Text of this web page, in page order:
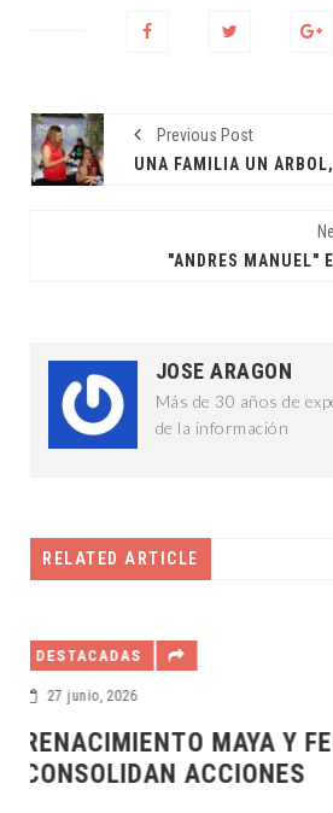
Previous Post
JOSE ARAGON
Más de 30 años de
de la información
RELATED ARTICLE
DESTACADAS
17 diciembre, 2025
MERIDA, LIDERAZGO